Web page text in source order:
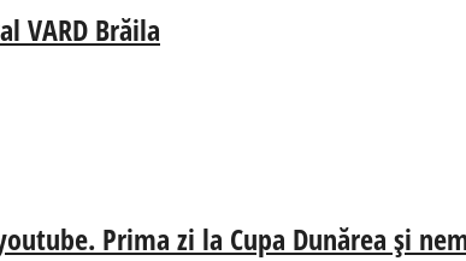
VARD Brăila
Prima zi la Cupa Dunărea și